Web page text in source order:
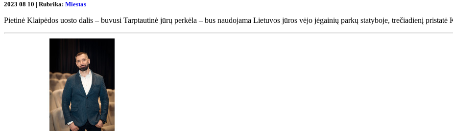
2023 08 10 | Rubrika: Miestas
Pietinė Klaipėdos uosto dalis – buvusi Tarptautinė jūrų perkėla – bus naudojama Lietuvos jūros vėjo jėgainių parkų statyboje, trečiadienį pristatė